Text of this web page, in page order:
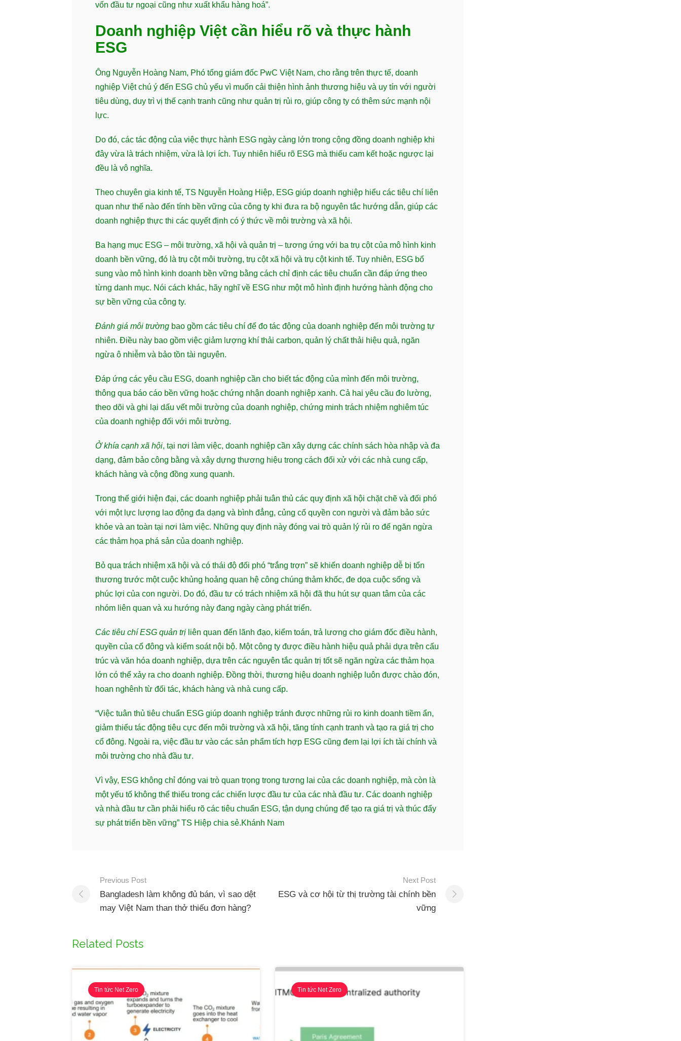
vốn đầu tư ngoại cũng như xuất khẩu hàng hoá”.
Doanh nghiệp Việt cần hiểu rõ và thực hành
ESG
Ông Nguyễn Hoàng Nam, Phó tổng giám đốc PwC Việt Nam, cho rằng trên thực tế, doanh
nghiệp Việt chú ý đến ESG chủ yếu vì muốn cải thiện hình ảnh thương hiệu và uy tín với người
tiêu dùng, duy trì vị thế cạnh tranh cũng như quản trị rủi ro, giúp công ty có thêm sức mạnh nội
lực.
Do đó, các tác động của việc thực hành ESG ngày càng lớn trong cộng đồng doanh nghiệp khi
đây vừa là trách nhiệm, vừa là lợi ích. Tuy nhiên hiểu rõ ESG mà thiếu cam kết hoặc ngược lại
đều là vô nghĩa.
Theo chuyên gia kinh tế, TS Nguyễn Hoàng Hiệp, ESG giúp doanh nghiệp hiểu các tiêu chí liên
quan như thế nào đến tính bền vững của công ty khi đưa ra bộ nguyên tắc hướng dẫn, giúp các
doanh nghiệp thực thi các quyết định có ý thức về môi trường và xã hội.
Ba hạng mục ESG – môi trường, xã hội và quản trị – tương ứng với ba trụ cột của mô hình kinh
doanh bền vững, đó là trụ cột môi trường, trụ cột xã hội và trụ cột kinh tế. Tuy nhiên, ESG bổ
sung vào mô hình kinh doanh bền vững bằng cách chỉ định các tiêu chuẩn cần đáp ứng theo
từng danh mục. Nói cách khác, hãy nghĩ về ESG như một mô hình định hướng hành động cho
sự bền vững của công ty.
Đánh giá môi trường bao gồm các tiêu chí để đo tác động của doanh nghiệp đến môi trường tự
nhiên. Điều này bao gồm việc giảm lượng khí thải carbon, quản lý chất thải hiệu quả, ngăn
ngừa ô nhiễm và bảo tồn tài nguyên.
Đáp ứng các yêu cầu ESG, doanh nghiệp cần cho biết tác động của mình đến môi trường,
thông qua báo cáo bền vững hoặc chứng nhận doanh nghiệp xanh. Cả hai yêu cầu đo lường,
theo dõi và ghi lại dấu vết môi trường của doanh nghiệp, chứng minh trách nhiệm nghiêm túc
của doanh nghiệp đối với môi trường.
Ở khía cạnh xã hội, tại nơi làm việc, doanh nghiệp cần xây dựng các chính sách hòa nhập và đa
dạng, đảm bảo công bằng và xây dựng thương hiệu trong cách đối xử với các nhà cung cấp,
khách hàng và cộng đồng xung quanh.
Trong thế giới hiện đại, các doanh nghiệp phải tuân thủ các quy định xã hội chặt chẽ và đối phó
với một lực lượng lao động đa dạng và bình đẳng, củng cố quyền con người và đảm bảo sức
khỏe và an toàn tại nơi làm việc. Những quy định này đóng vai trò quản lý rủi ro để ngăn ngừa
các thảm họa phá sản của doanh nghiệp.
Bỏ qua trách nhiệm xã hội và có thái độ đối phó “trắng trợn” sẽ khiến doanh nghiệp dễ bị tổn
thương trước một cuộc khủng hoảng quan hệ công chúng thảm khốc, đe dọa cuộc sống và
phúc lợi của con người. Do đó, đầu tư có trách nhiệm xã hội đã thu hút sự quan tâm của các
nhóm liên quan và xu hướng này đang ngày càng phát triển.
Các tiêu chí ESG quản trị liên quan đến lãnh đạo, kiểm toán, trả lương cho giám đốc điều hành,
quyền của cổ đông và kiểm soát nội bộ. Một công ty được điều hành hiệu quả phải dựa trên cấu
trúc và văn hóa doanh nghiệp, dựa trên các nguyên tắc quản trị tốt sẽ ngăn ngừa các thảm họa
lớn có thể xảy ra cho doanh nghiệp. Đồng thời, thương hiệu doanh nghiệp luôn được chào đón,
hoan nghênh từ đối tác, khách hàng và nhà cung cấp.
“Việc tuân thủ tiêu chuẩn ESG giúp doanh nghiệp tránh được những rủi ro kinh doanh tiềm ẩn,
giảm thiểu tác động tiêu cực đến môi trường và xã hội, tăng tính cạnh tranh và tạo ra giá trị cho
cổ đông. Ngoài ra, việc đầu tư vào các sản phẩm tích hợp ESG cũng đem lại lợi ích tài chính và
môi trường cho nhà đầu tư.
Vì vậy, ESG không chỉ đóng vai trò quan trọng trong tương lai của các doanh nghiệp, mà còn là
một yếu tố không thể thiếu trong các chiến lược đầu tư của các nhà đầu tư. Các doanh nghiệp
và nhà đầu tư cần phải hiểu rõ các tiêu chuẩn ESG, tận dụng chúng để tạo ra giá trị và thúc đẩy
sự phát triển bền vững” TS Hiệp chia sẻ.Khánh Nam
Previous Post
Bangladesh làm không đủ bán, vì sao dệt
may Việt Nam than thở thiếu đơn hàng?
Next Post
ESG và cơ hội từ thị trường tài chính bền
vững
Related Posts
Tin tức Net Zero Tin tức Net Zero